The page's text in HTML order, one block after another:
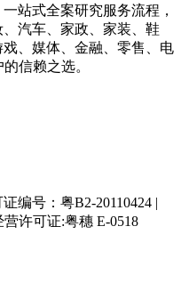
站式全案研究服务流程，
汽车、家政、家装、鞋
、媒体、金融、零售、电
信赖之选。
编号：粤B2-20110424 |
营许可证:粤穗 E-0518